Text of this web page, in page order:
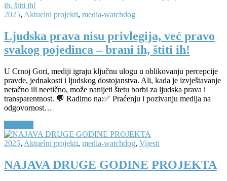
2025, Aktuelni projekti, media-watchdog
Ljudska prava nisu privlegija, već pravo
svakog pojedinca – brani ih, štiti ih!
U Crnoj Gori, mediji igraju ključnu ulogu u oblikovanju percepcije
pravde, jednakosti i ljudskog dostojanstva. Ali, kada je izvještavanje
netačno ili neetično, može nanijeti štetu borbi za ljudska prava i
transparentnost. 💬 Radimo na:✅ Praćenju i pozivanju medija na
odgovornost…
2025, Aktuelni projekti, media-watchdog, Vijesti
NAJAVA DRUGE GODINE PROJEKTA